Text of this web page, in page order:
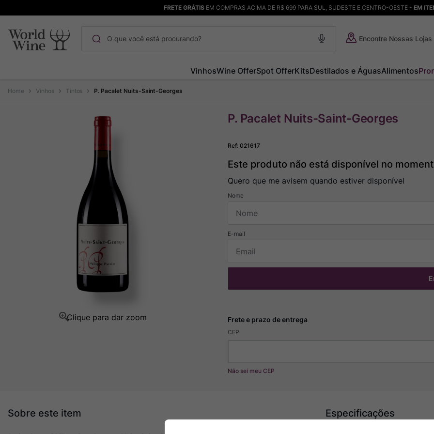
FRETE GRÁTISEM COMPRAS ACIMA DE R$ 699 PARA SUL, SUDESTE E CENTRO-OESTE - EM
Encontre Nossas Lojas
VinhosWine OfferSpot OfferKitsDestilados e ÁguasAlimentos
Vinhos Tintos P. Pacalet Nuits-Saint-Georges
P. Pacalet Nuits-Saint-Georges
Ref:021617
Este produto não está disponível no
Quero que me avisem quando estiver disponível
CEP
Não sei meu CEP
Especificações
1º Maçanita
Bodega Garzon
Ver Sacrum